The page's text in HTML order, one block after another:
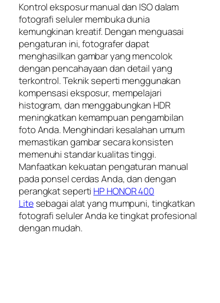
Kontrol eksposur manual dan ISO dalam
fotografi seluler membuka dunia
kemungkinan kreatif. Dengan menguasai
pengaturan ini, fotografer dapat
menghasilkan gambar yang mencolok
dengan pencahayaan dan detail yang
terkontrol. Teknik seperti menggunakan
kompensasi eksposur, mempelajari
histogram, dan menggabungkan HDR
meningkatkan kemampuan pengambilan
foto Anda. Menghindari kesalahan umum
memastikan gambar secara konsisten
memenuhi standar kualitas tinggi.
Manfaatkan kekuatan pengaturan manual
pada ponsel cerdas Anda, dan dengan
perangkat seperti HP HONOR 400
Lite sebagai alat yang mumpuni, tingkatkan
fotografi seluler Anda ke tingkat profesional
dengan mudah.